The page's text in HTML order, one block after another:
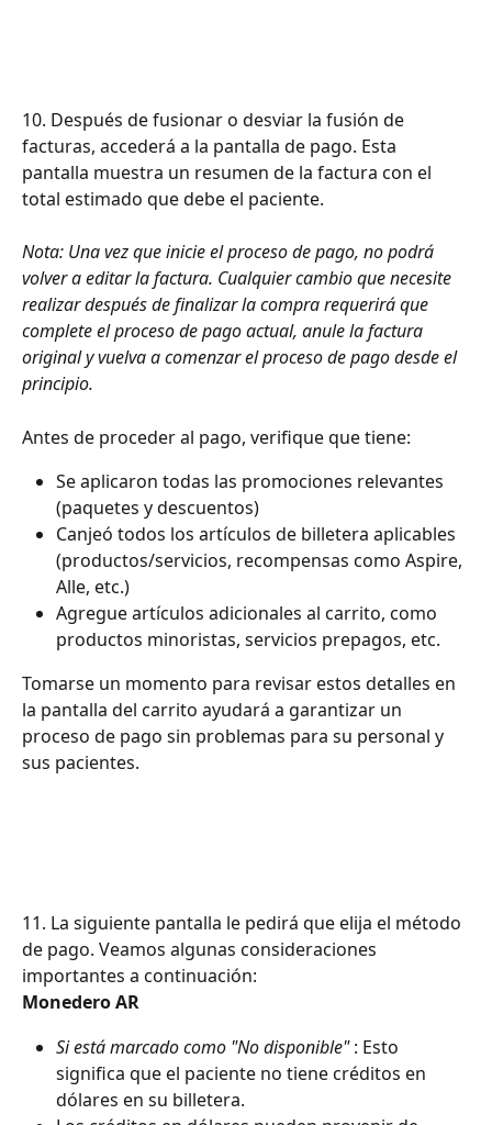
10. Después de fusionar o desviar la fusión de
facturas, accederá a la pantalla de pago. Esta
pantalla muestra un resumen de la factura con el
total estimado que debe el paciente.
Nota: Una vez que inicie el proceso de pago, no podrá
volver a editar la factura. Cualquier cambio que necesite
realizar después de finalizar la compra requerirá que
complete el proceso de pago actual, anule la factura
original y vuelva a comenzar el proceso de pago desde el
principio.
Antes de proceder al pago, verifique que tiene:
Se aplicaron todas las promociones relevantes
(paquetes y descuentos)
Canjeó todos los artículos de billetera aplicables
(productos/servicios, recompensas como Aspire,
Alle, etc.)
Agregue artículos adicionales al carrito, como
productos minoristas, servicios prepagos, etc.
Tomarse un momento para revisar estos detalles en
la pantalla del carrito ayudará a garantizar un
proceso de pago sin problemas para su personal y
sus pacientes.
11. La siguiente pantalla le pedirá que elija el método
de pago. Veamos algunas consideraciones
importantes a continuación:
Monedero AR
Si está marcado como "No disponible" : Esto
significa que el paciente no tiene créditos en
dólares en su billetera.